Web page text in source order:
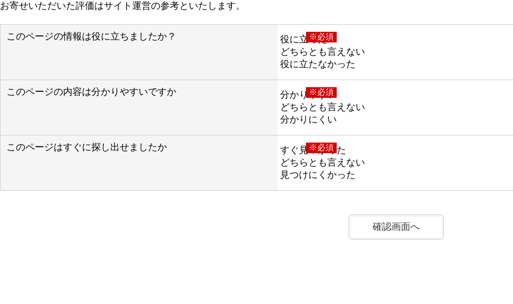
お寄せいただいた評価はサイト運営の参考といたします。
このページの情報は役に立ちましたか？ ※必須
役に立った
どちらとも言えない
役に立たなかった
このページの内容は分かりやすいですか ※必須
分かりやすい
どちらとも言えない
分かりにくい
このページはすぐに探し出せましたか ※必須
すぐ見つかった
どちらとも言えない
見つけにくかった